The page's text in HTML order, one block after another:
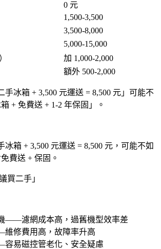
0 元
1,500-3,500
3,500-8,000
5,000-15,000
加 1,000-2,000
額外 500-2,000
手冰箱 + 3,500 元運送 = 8,500 元」可能不
+ 免費送 + 1-2 年保固」
。
冰箱 + 3,500 元運送 = 8,500 元，可能不如
費送 + 保固。
買二手」
——濾網成本高，過舊機型效率差
修費用高，故障率升高
易磁控管老化、安全疑慮